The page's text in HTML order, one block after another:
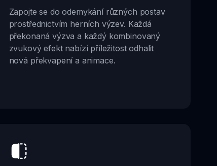
Zapojte se do odemykání různých postav
prostřednictvím herních výzev. Každá
překonaná výzva a každý kombinovaný
zvukový efekt nabízí příležitost odhalit
nová překvapení a animace.